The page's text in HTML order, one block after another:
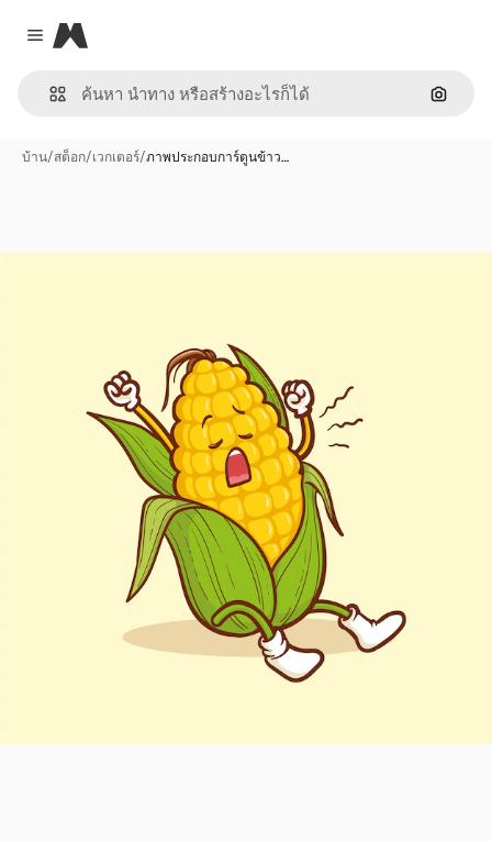
Close menu
Magnific
ค้นหา
บ้าน/สต็อก/เวกเตอร์/ภาพประกอบการ์ตูนข้าว…